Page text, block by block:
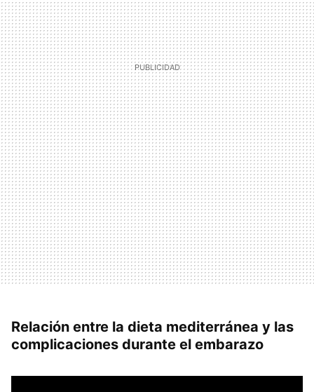
Relación entre la dieta mediterránea y las
complicaciones durante el embarazo